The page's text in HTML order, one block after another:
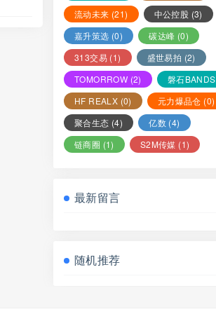
流动未来 (21) 中公控股 (3)
嘉升策选 (0) 碳达峰 (0)
313交易 (1) 盛世易拍 (2)
TOMORROW (2) 磐石BANDS
HF REALX (0) 元力爆品仓 (0)
聚合生态 (4) 亿数 (4)
链商圈 (1) S2M传媒 (1)
最新留言
随机推荐